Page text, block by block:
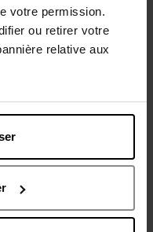
votre permission.
ou retirer votre
relative aux
avis des clients